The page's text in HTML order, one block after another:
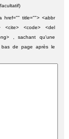
href="" title=""> <abbr
<cite> <code> <del
, sachant qu'une
bas de page après le